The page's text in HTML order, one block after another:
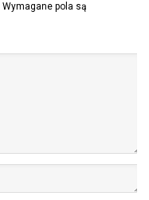
Wymagane pola są